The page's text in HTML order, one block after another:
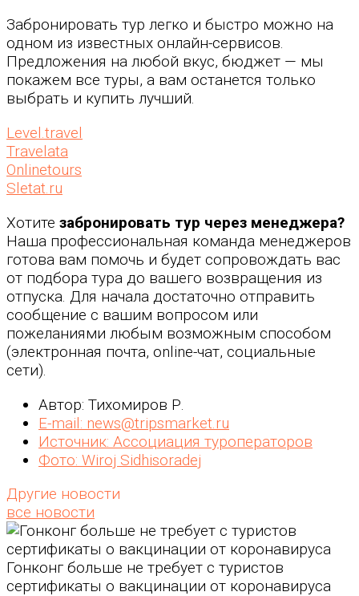
Забронировать тур легко и быстро можно на
одном из известных онлайн-сервисов.
Предложения на любой вкус, бюджет — мы
покажем все туры, а вам останется только
выбрать и купить лучший.
Level.travel
Travelata
Onlinetours
Sletat.ru
Хотите забронировать тур через менеджера?
Наша профессиональная команда менеджеров
готова вам помочь и будет сопровождать вас
от подбора тура до вашего возвращения из
отпуска. Для начала достаточно отправить
сообщение с вашим вопросом или
пожеланиями любым возможным способом
(электронная почта, online-чат, социальные
сети).
Автор: Тихомиров Р.
E-mail: news@tripsmarket.ru
Источник: Ассоциация туроператоров
Фото: Wiroj Sidhisoradej
Другие новости
все новости
Гонконг больше не требует с туристов
сертификаты о вакцинации от коронавируса